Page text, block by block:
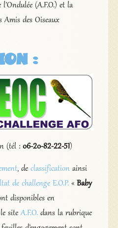
(A.F.O.) et la
Amis des Oiseaux
:
(tél : 06-20-82-22-51)
, de classificationainsi
de challenge E.O.P.« Baby
disponibles en
site A.F.O.dans la rubrique